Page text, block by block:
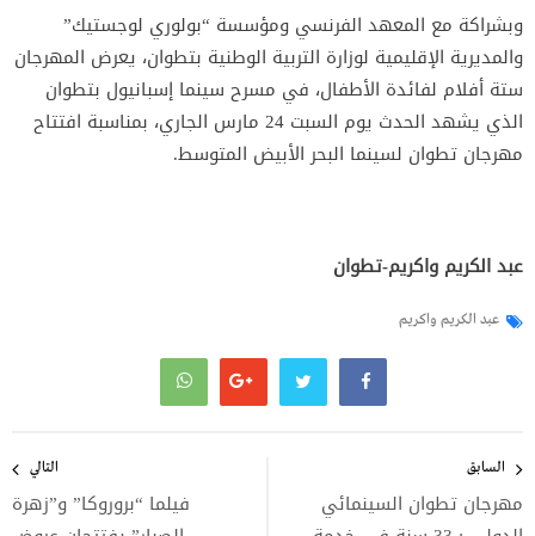
وبشراكة مع المعهد الفرنسي ومؤسسة “بولوري لوجستيك”
والمديرية الإقليمية لوزارة التربية الوطنية بتطوان، يعرض المهرجان
ستة أفلام لفائدة الأطفال، في مسرح سينما إسبانيول بتطوان
الذي يشهد الحدث يوم السبت 24 مارس الجاري، بمناسبة افتتاح
مهرجان تطوان لسينما البحر الأبيض المتوسط.
عبد الكريم واكريم-تطوان
عبد الكريم واكريم
المقالات
السابق
مهرجان تطوان السينمائي
التالي
فيلما “بروروكا” و”زهرة